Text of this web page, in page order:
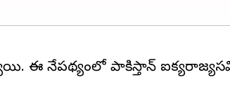
ఈ నేపథ్యంలో పాకిస్తాన్